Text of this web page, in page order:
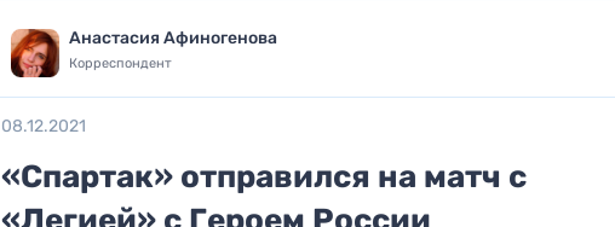
Анастасия Афиногенова
Корреспондент
08.12.2021
«Спартак» отправился на матч с